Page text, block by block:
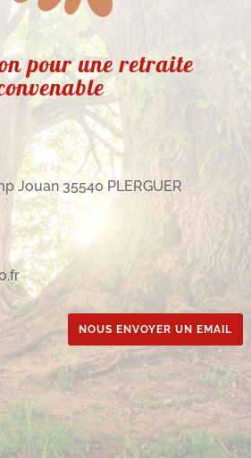
pour une retraite
Jouan 35540 PLERGUER
NOUS ENVOYER UN EMAIL